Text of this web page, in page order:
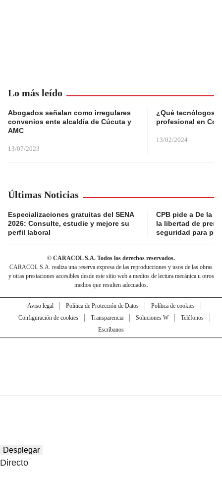
Lo más leído
Abogados señalan como irregulares
convenios ente alcaldía de Cúcuta y
AMC
13/07/2023
¿Qué tecnólogos
profesional en
13/02/2024
Últimas Noticias
Especializaciones gratuitas del SENA
2026: Consulte, estudie y mejore su
perfil laboral
CPB pide a De la
la libertad de
seguridad para
© CARACOL S.A. Todos los derechos reservados.
CARACOL S.A. realiza una reserva expresa de las reproducciones y usos de las obras
y otras prestaciones accesibles desde este sitio web a medios de lectura mecánica u otros
medios que resulten adecuados.
Aviso legal Política de Protección de Datos
Política de cookies
Configuración de cookies
Transparencia Soluciones W
Teléfonos
Escríbanos
Desplegar
Directo